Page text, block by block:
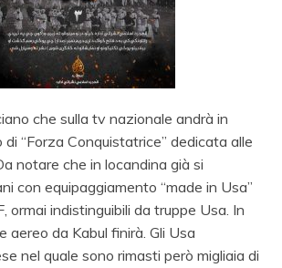
che sulla tv nazionale andrà in
“Forza Conquistatrice” dedicata alle
notare che in locandina già si
con equipaggiamento “made in Usa”
ormai indistinguibili da truppe Usa. In
aereo da Kabul finirà. Gli Usa
nel quale sono rimasti però migliaia di